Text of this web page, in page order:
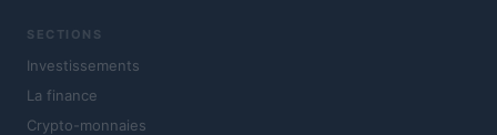
SECTIONS
Investissements
La finance
Crypto-monnaies